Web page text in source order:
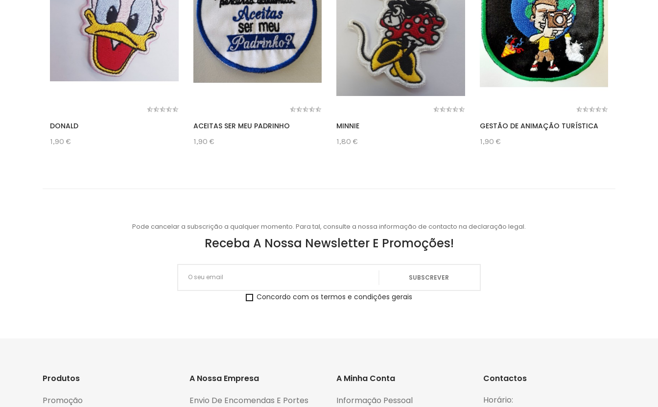
DONALD
1,90 €
ACEITAS SER MEU PADRINHO
1,90 €
MINNIE
1,80 €
GESTÃO DE ANIMAÇÃO TURÍSTICA
1,90 €
Pode cancelar a subscrição a qualquer momento. Para tal, consulte a nossa informação de contacto na declaração legal.
Receba A Nossa Newsletter E Promoções!
Concordo com os termos e condições gerais
Produtos
Promoção
A Nossa Empresa
Envio De Encomendas E Portes
A Minha Conta
Informação Pessoal
Contactos
Horário: